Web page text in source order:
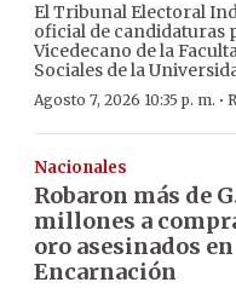
El Tribunal Electoral
oficial de candidaturas
Vicedecano de la
Sociales de la
Agosto 7, 2026 10:35 p. m. ·
Nacionales
Robaron más de
millones a
oro asesinados en
Encarnación